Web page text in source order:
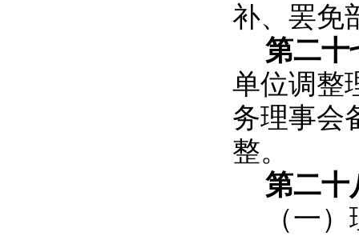
补、罢免
第二十
单位调整
务理事会
整。
第二十
（一